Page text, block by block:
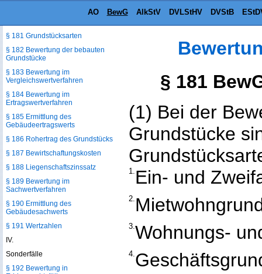
AO BewG AlkStV DVLStHV DVStB
§ 181
(1) Bei der
Grundstücke
1. Ein- und
2.
3.Wohnungs-
4.
§ 180 Begriff der bebauten
§ 181 Grundstücksarten
§ 182 Bewertung der bebauten
Grundstücke
§ 183 Bewertung im
Vergleichswertverfahren
§ 184 Bewertung im
Ertragswertverfahren
§ 185 Ermittlung des
Gebäudeertragswerts
§ 186 Rohertrag des Grundstücks
§ 187 Bewirtschaftungskosten
§ 188 Liegenschaftszinssatz
§ 189 Bewertung im
Sachwertverfahren
§ 190 Ermittlung des
Gebäudesachwerts
§ 191 Wertzahlen
IV.
Sonderfälle
§ 192 Bewertung in